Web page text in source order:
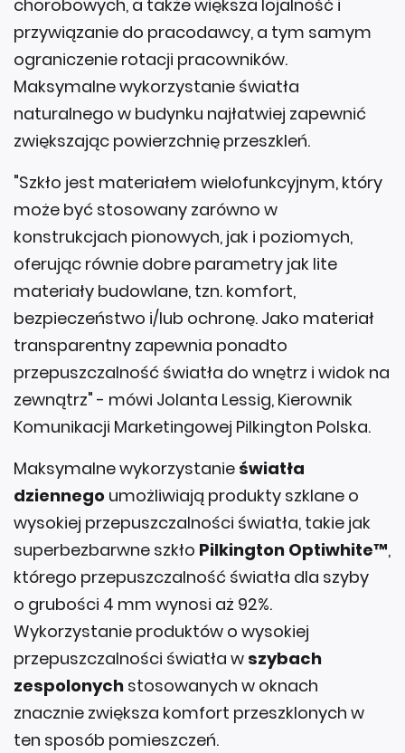
chorobowych, a także większa lojalność i
przywiązanie do pracodawcy, a tym samym
ograniczenie rotacji pracowników.
Maksymalne wykorzystanie światła
naturalnego w budynku najłatwiej zapewnić
zwiększając powierzchnię przeszkleń.
"Szkło jest materiałem wielofunkcyjnym, który
może być stosowany zarówno w
konstrukcjach pionowych, jak i poziomych,
oferując równie dobre parametry jak lite
materiały budowlane, tzn. komfort,
bezpieczeństwo i/lub ochronę. Jako materiał
transparentny zapewnia ponadto
przepuszczalność światła do wnętrz i widok na
zewnątrz" - mówi Jolanta Lessig, Kierownik
Komunikacji Marketingowej Pilkington Polska.
Maksymalne wykorzystanie światła
dziennego umożliwiają produkty szklane o
wysokiej przepuszczalności światła, takie jak
superbezbarwne szkło Pilkington Optiwhite™,
którego przepuszczalność światła dla szyby
o grubości 4 mm wynosi aż 92%.
Wykorzystanie produktów o wysokiej
przepuszczalności światła w szybach
zespolonych stosowanych w oknach
znacznie zwiększa komfort przeszklonych w
ten sposób pomieszczeń.